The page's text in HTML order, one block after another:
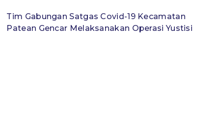
Tim Gabungan Satgas Covid-19 Kecamatan
Patean Gencar Melaksanakan Operasi Yustisi